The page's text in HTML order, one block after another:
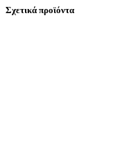
Σχετικά προϊόντα